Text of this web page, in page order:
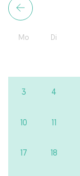
Mo Di
3 4
10 11
17 18